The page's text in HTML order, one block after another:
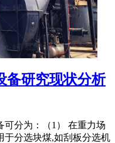
备研究现状分析
可分为：（1） 在重力场
于分选块煤,如刮板分选机